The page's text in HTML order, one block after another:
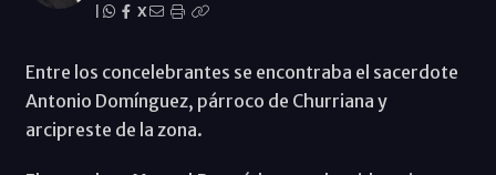
X
Entre los concelebrantes se encontraba el sacerdote
Antonio Domínguez, párroco de Churriana y
arcipreste de la zona.